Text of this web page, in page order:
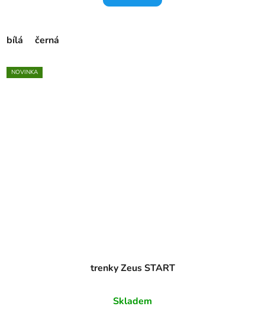
bílá černá
NOVINKA
trenky Zeus START
Skladem